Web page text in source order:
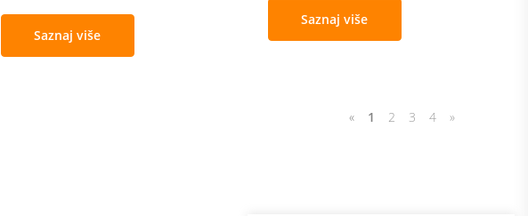
Saznaj više
Saznaj više
« 1 2 3 4 »